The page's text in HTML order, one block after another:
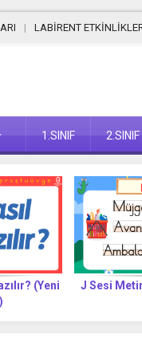
LABİRENT
1.SINIF 2.SINIF
J SESİ